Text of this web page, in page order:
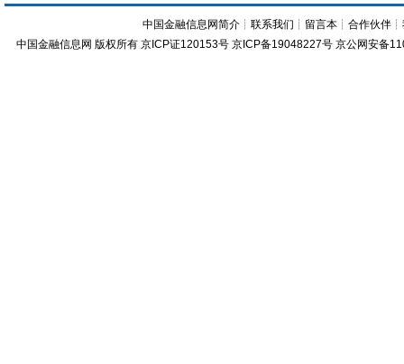
中国金融信息网简介 ┊联系我们 ┊ 留言本 ┊合作伙伴 ┊
中国金融信息网 版权所有 京ICP证120153号 京ICP备19048227号 京公网安备